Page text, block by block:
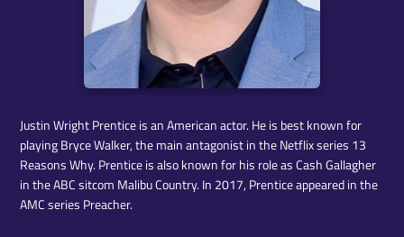
Justin Wright Prentice is an American actor. He is best known for
playing Bryce Walker, the main antagonist in the Netflix series 13
Reasons Why. Prentice is also known for his role as Cash Gallagher
in the ABC sitcom Malibu Country. In 2017, Prentice appeared in the
AMC series Preacher.